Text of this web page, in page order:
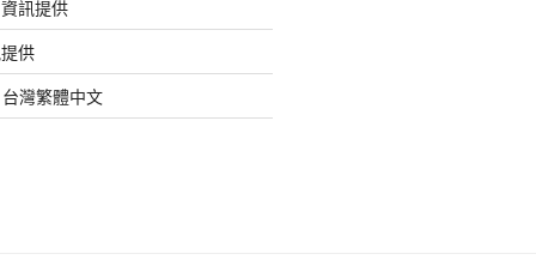
訊提供
供
灣繁體中文